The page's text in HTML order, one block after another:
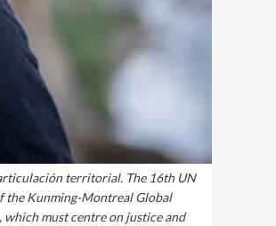
territorial. The 16th UN
the Kunming-Montreal Global
must centre on justice and